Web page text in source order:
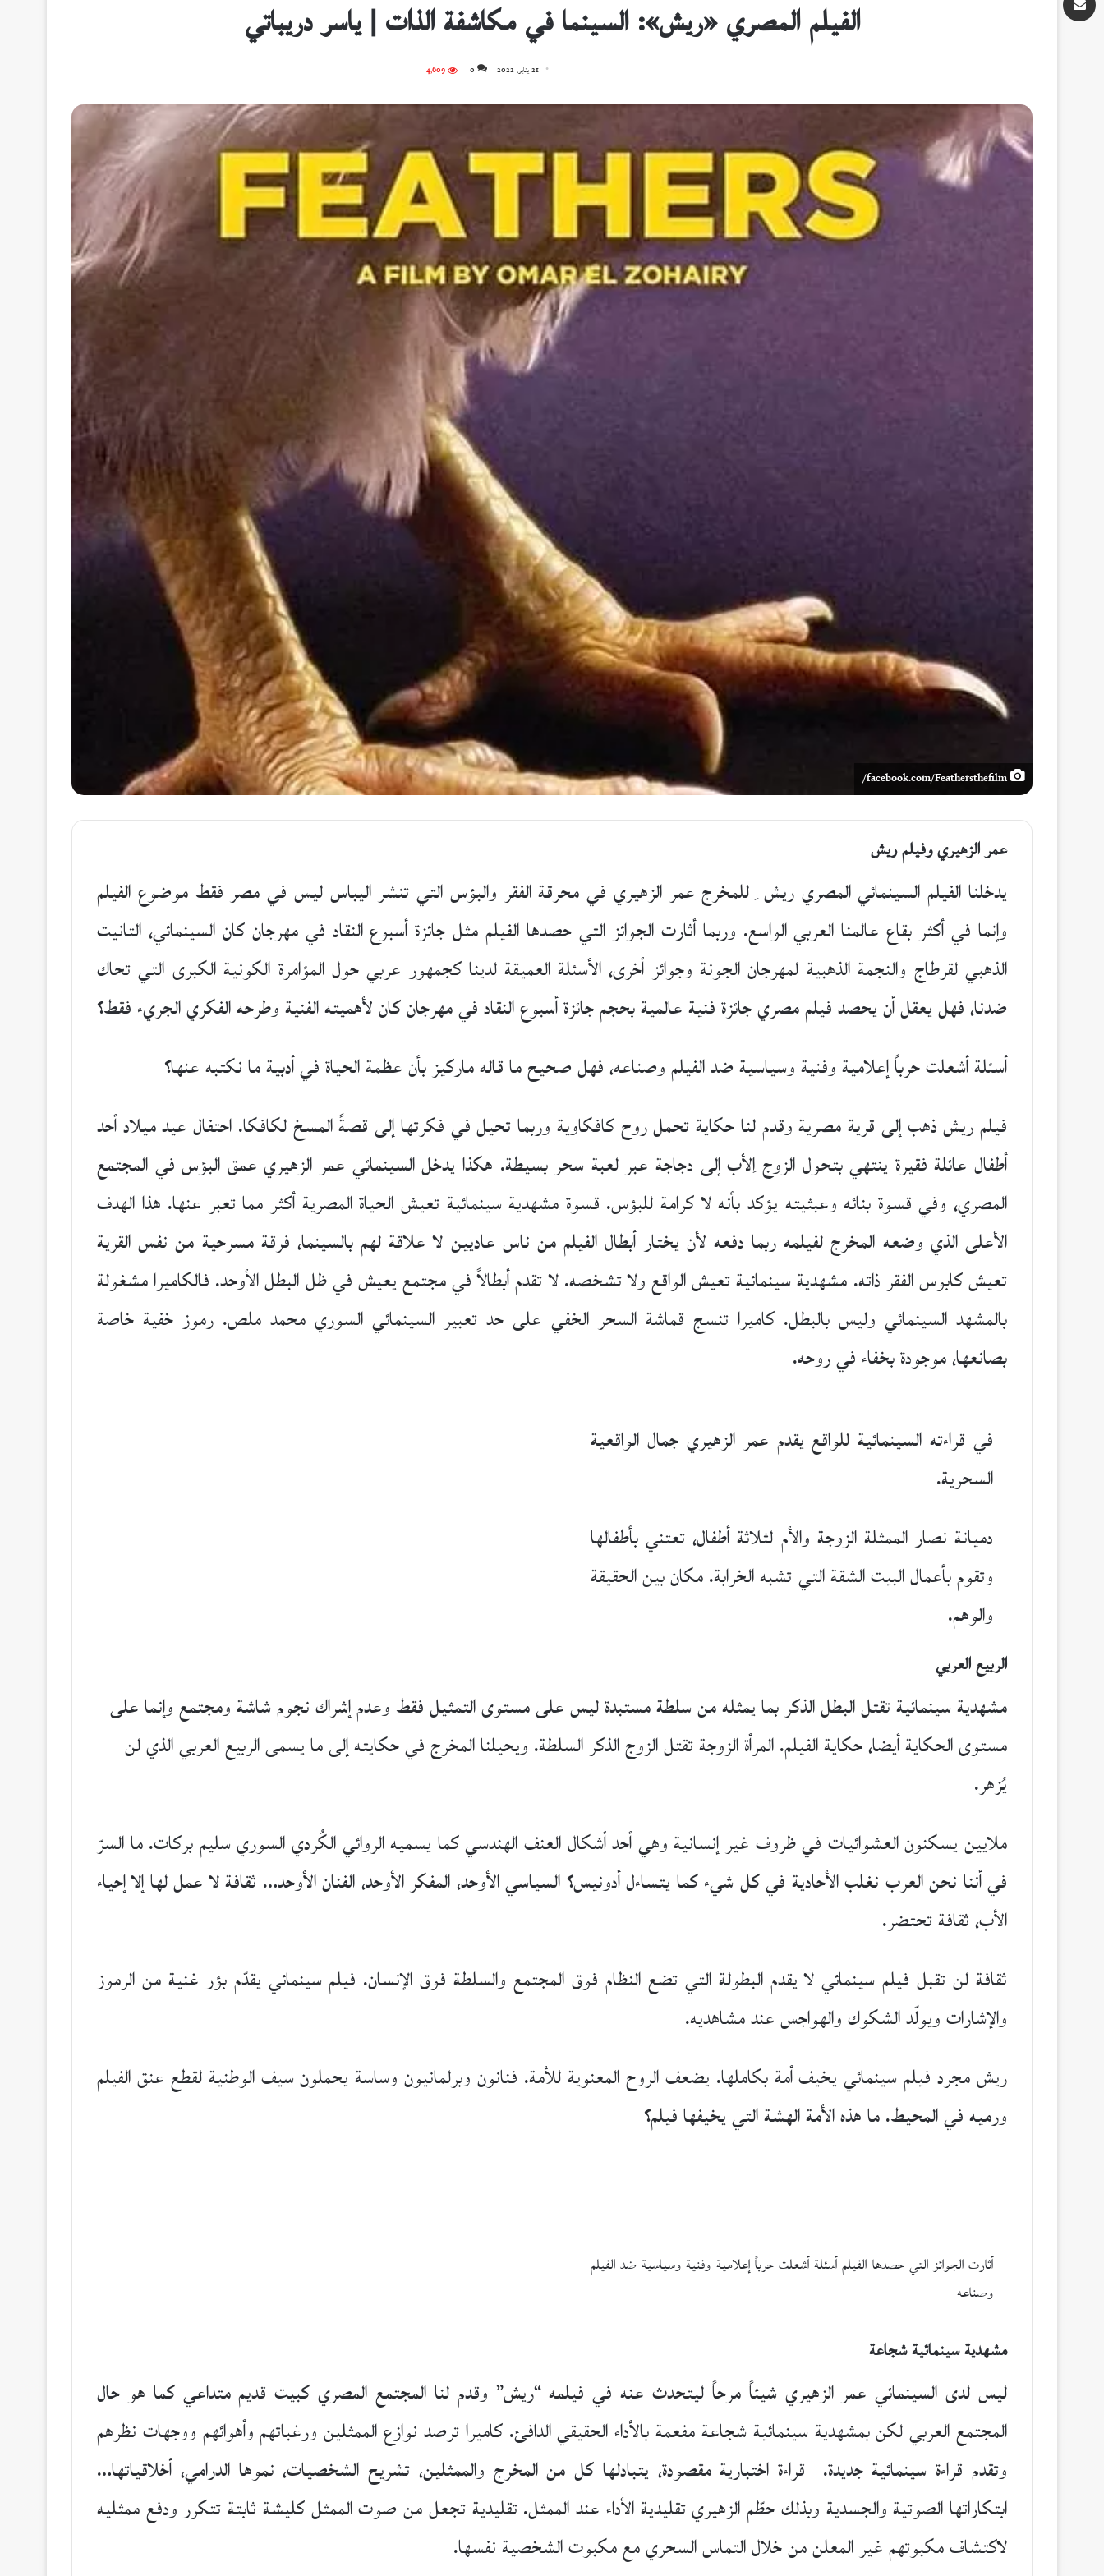
الفيلم المصري «ريش»: السينما في مكاشفة الذات | ياسر دريباتي
21 يناير، 2022 0 4٬609
عمر الزهيري وفيلم ريش
يدخلنا الفيلم السينمائي المصري ريش ِ للمخرج عمر الزهيري في محرقة الفقر والبؤس التي تنشر اليباس ليس في مصر فقط موضوع الفيلم
وإنما في أكثر بقاع عالمنا العربي الواسع. وربما أثارت الجوائز التي حصدها الفيلم مثل جائزة أسبوع النقاد في مهرجان كان السينمائي، التانيت
الذهبي لقرطاج والنجمة الذهبية لمهرجان الجونة وجوائز أخرى، الأسئلة العميقة لدينا كجمهور عربي حول المؤامرة الكونية الكبرى التي تحاك
ضدنا، فهل يعقل أن يحصد فيلم مصري جائزة فنية عالمية بحجم جائزة أسبوع النقاد في مهرجان كان لأهميته الفنية وطرحه الفكري الجريء فقط؟
أسئلة أشعلت حرباً إعلامية وفنية وسياسية ضد الفيلم وصناعه، فهل صحيح ما قاله ماركيز بأن عظمة الحياة في أدبية ما نكتبه عنها؟
فيلم ريش ذهب إلى قرية مصرية وقدم لنا حكاية تحمل روح كافكاوية وربما تحيل في فكرتها إلى قصةً المسخ لكافكا. احتفال عيد ميلاد أحد
أطفال عائلة فقيرة ينتهي بتحول الزوج ِالأب إلى دجاجة عبر لعبة سحر بسيطة. هكذا يدخل السينمائي عمر الزهيري عمق البؤس في المجتمع
المصري، وفي قسوة بنائه وعبثيته يؤكد بأنه لا كرامة للبؤس. قسوة مشهدية سينمائية تعيش الحياة المصرية أكثر مما تعبر عنها. هذا الهدف
الأعلى الذي وضعه المخرج لفيلمه ربما دفعه لأن يختار أبطال الفيلم من ناس عاديين لا علاقة لهم بالسينما، فرقة مسرحية من نفس القرية
تعيش كابوس الفقر ذاته. مشهدية سينمائية تعيش الواقع ولا تشخصه. لا تقدم أبطالاً في مجتمع يعيش في ظل البطل الأوحد. فالكاميرا مشغولة
بالمشهد السينمائي وليس بالبطل. كاميرا تنسج قماشة السحر الخفي على حد تعبير السينمائي السوري محمد ملص. رموز خفية خاصة
بصانعها، موجودة بخفاء في روحه.
في قراءته السينمائية للواقع يقدم عمر الزهيري جمال الواقعية
السحرية.
دميانة نصار الممثلة الزوجة والأم لثلاثة أطفال، تعتني بأطفالها
وتقوم بأعمال البيت الشقة التي تشبه الخرابة. مكان بين الحقيقة
والوهم.
الربيع العربي
مشهدية سينمائية تقتل البطل الذكر بما يمثله من سلطة مستبدة ليس على مستوى التمثيل فقط وعدم إشراك نجوم شاشة ومجتمع وإنما على
مستوى الحكاية أيضا، حكاية الفيلم. المرأة الزوجة تقتل الزوج الذكر السلطة. ويحيلنا المخرج في حكايته إلى ما يسمى الربيع العربي الذي لن
يُزهر.
ملايين يسكنون العشوائيات في ظروف غير إنسانية وهي أحد أشكال العنف الهندسي كما يسميه الروائي الكُردي السوري سليم بركات. ما السرّ
في أننا نحن العرب نغلب الأحادية في كل شيء كما يتساءل أدونيس؟ السياسي الأوحد، المفكر الأوحد، الفنان الأوحد… ثقافة لا عمل لها إلا إحياء
الأب، ثقافة تحتضر.
ثقافة لن تقبل فيلم سينمائي لا يقدم البطولة التي تضع النظام فوق المجتمع والسلطة فوق الإنسان. فيلم سينمائي يقدّم بؤر غنية من الرموز
والإشارات ويولّد الشكوك والهواجس عند مشاهديه.
ريش مجرد فيلم سينمائي يخيف أمة بكاملها. يضعف الروح المعنوية للأمة. فنانون وبرلمانيون وساسة يحملون سيف الوطنية لقطع عنق الفيلم
ورميه في المحيط. ما هذه الأمة الهشة التي يخيفها فيلم؟
أثارت الجوائز التي حصدها الفيلم أسئلة أشعلت حرباً إعلامية وفنية وسياسية ضد الفيلم
وصناعه
مشهدية سينمائية شجاعة
ليس لدى السينمائي عمر الزهيري شيئاً مرحاً ليتحدث عنه في فيلمه “ريش” وقدم لنا المجتمع المصري كبيت قديم متداعي كما هو حال
المجتمع العربي لكن بمشهدية سينمائية شجاعة مفعمة بالأداء الحقيقي الدافئ. كاميرا ترصد نوازع الممثلين ورغباتهم وأهوائهم ووجهات نظرهم
وتقدم قراءة سينمائية جديدة. قراءة اختبارية مقصودة، يتبادلها كل من المخرج والممثلين، تشريح الشخصيات، نموها الدرامي، أخلاقياتها…
ابتكاراتها الصوتية والجسدية وبذلك حطّم الزهيري تقليدية الأداء عند الممثل. تقليدية تجعل من صوت الممثل كليشة ثابتة تتكرر ودفع ممثليه
لاكتشاف مكبوتهم غير المعلن من خلال التماس السحري مع مكبوت الشخصية نفسها.